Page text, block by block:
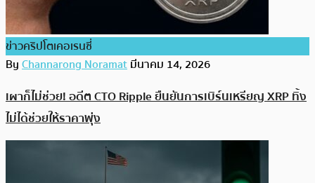
ข่าวคริปโตเคอเรนซี่
ByChannarong Noramatมีนาคม 14, 2026
เผาก็ไม่ช่วย! อดีต CTO Ripple ยืนยันการเบิร์นเหรียญ XRP ทิ้ง
ไม่ได้ช่วยให้ราคาพุ่ง